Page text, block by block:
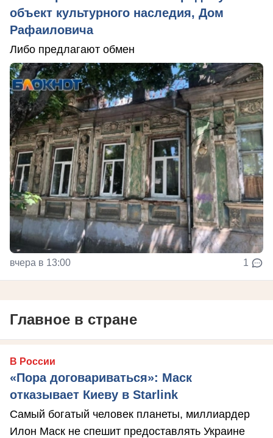
объект культурного наследия, Дом
Рафаиловича
Либо предлагают обмен
вчера в 13:00 1
Главное в стране
В России
«Пора договариваться»: Маск
отказывает Киеву в Starlink
Самый богатый человек планеты, миллиардер
Илон Маск не спешит предоставлять Украине